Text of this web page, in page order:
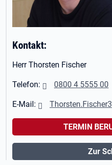
Kontakt:
Herr Thorsten Fischer
Telefon: 0800 4 5555 00
E-Mail:
TERMIN
Zur